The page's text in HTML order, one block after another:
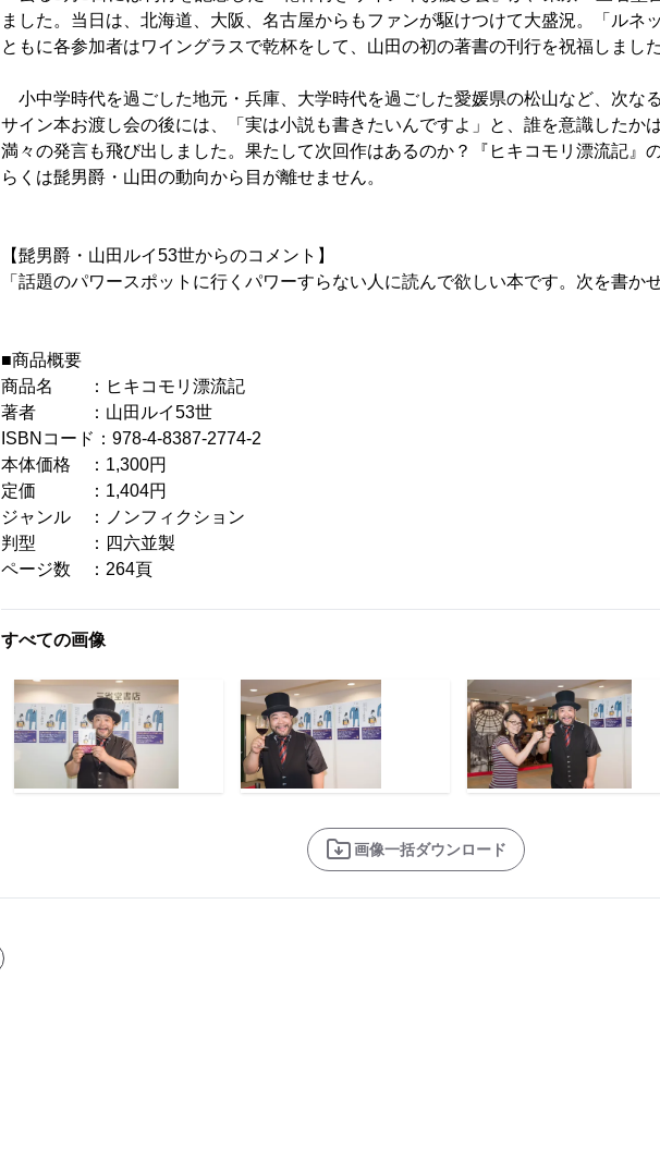
ました。当日は、北海道、大阪、名古屋からもファンが駆けつけて大盛況。「ルネ
ともに各参加者はワイングラスで乾杯をして、山田の初の著書の刊行を祝福しました
小中学時代を過ごした地元・兵庫、大学時代を過ごした愛媛県の松山など、次な
サイン本お渡し会の後には、「実は小説も書きたいんですよ」と、誰を意識したか
満々の発言も飛び出しました。果たして次回作はあるのか？『ヒキコモリ漂流記』
らくは髭男爵・山田の動向から目が離せません。
【髭男爵・山田ルイ53世からのコメント】
「話題のパワースポットに行くパワーすらない人に読んで欲しい本です。次を書か
■商品概要
商品名 ：ヒキコモリ漂流記
著者 ：山田ルイ53世
ISBNコード：978-4-8387-2774-2
本体価格 ：1,300円
定価 ：1,404円
ジャンル ：ノンフィクション
判型 ：四六並製
ページ数 ：264頁
すべての画像
画像一括ダウンロード